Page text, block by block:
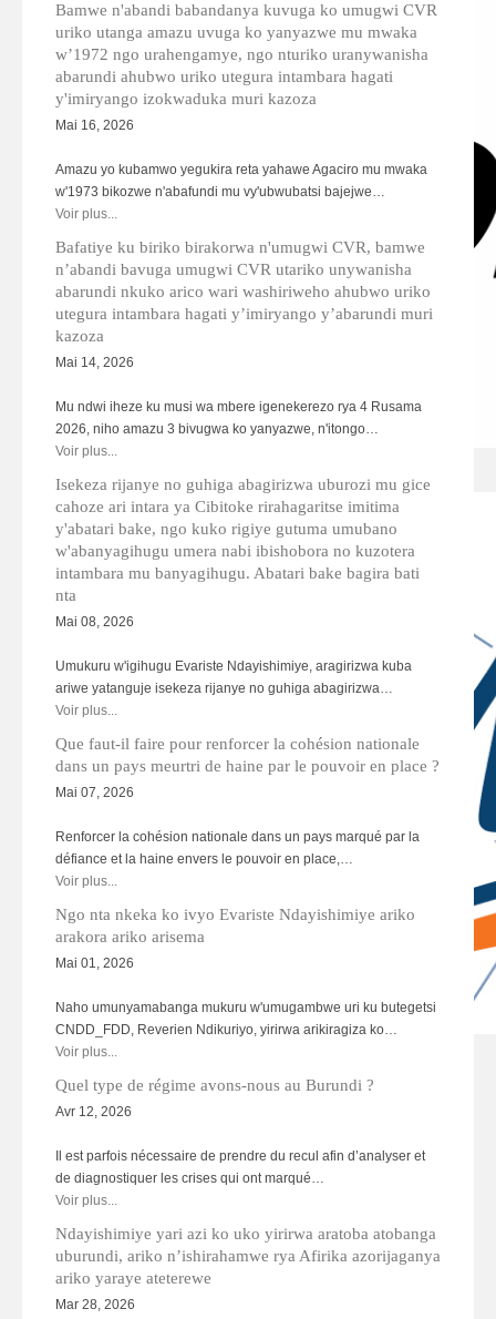
HAGU05.jpg
HAGU06.jpg
Bamwe n'abandi babandanya kuvuga ko umugwi CVR
uriko utanga amazu uvuga ko yanyazwe mu mwaka
w’1972 ngo urahengamye, ngo nturiko uranywanisha
abarundi ahubwo uriko utegura intambara hagati
y'imiryango izokwaduka muri kazoza
Mai 16, 2026
Amazu yo kubamwo yegukira reta yahawe Agaciro mu mwaka
w'1973 bikozwe n'abafundi mu vy'ubwubatsi bajejwe…
Voir plus...
Bafatiye ku biriko birakorwa n'umugwi CVR, bamwe
n’abandi bavuga umugwi CVR utariko unywanisha
abarundi nkuko arico wari washiriweho ahubwo uriko
utegura intambara hagati y’imiryango y’abarundi muri
kazoza
Mai 14, 2026
Mu ndwi iheze ku musi wa mbere igenekerezo rya 4 Rusama
2026, niho amazu 3 bivugwa ko yanyazwe, n'itongo…
Voir plus...
Isekeza rijanye no guhiga abagirizwa uburozi mu gice
cahoze ari intara ya Cibitoke rirahagaritse imitima
y'abatari bake, ngo kuko rigiye gutuma umubano
w'abanyagihugu umera nabi ibishobora no kuzotera
intambara mu banyagihugu. Abatari bake bagira bati
nta
Mai 08, 2026
Umukuru w'igihugu Evariste Ndayishimiye, aragirizwa kuba
ariwe yatanguje isekeza rijanye no guhiga abagirizwa…
Voir plus...
Que faut-il faire pour renforcer la cohésion nationale
dans un pays meurtri de haine par le pouvoir en place ?
Mai 07, 2026
Renforcer la cohésion nationale dans un pays marqué par la
défiance et la haine envers le pouvoir en place,…
Voir plus...
Ngo nta nkeka ko ivyo Evariste Ndayishimiye ariko
arakora ariko arisema
Mai 01, 2026
Naho umunyamabanga mukuru w'umugambwe uri ku butegetsi
CNDD_FDD, Reverien Ndikuriyo, yirirwa arikiragiza ko…
Voir plus...
Quel type de régime avons-nous au Burundi ?
Avr 12, 2026
Il est parfois nécessaire de prendre du recul afin d’analyser et
de diagnostiquer les crises qui ont marqué…
Voir plus...
Ndayishimiye yari azi ko uko yirirwa aratoba atobanga
uburundi, ariko n’ishirahamwe rya Afirika azorijaganya
ariko yaraye ateterewe
Mar 28, 2026